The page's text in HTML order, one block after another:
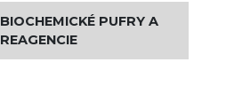
BIOCHEMICKÉ PUFRY A
REAGENCIE